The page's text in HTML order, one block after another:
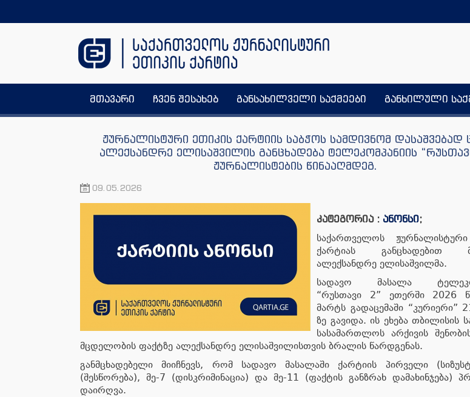
მთავარი ჩვენ შესახებ განსახილველი საქმეები განხილული
ჟურნალისტური ეთიკის ქარტიის საბჭოს სამდივნომ დასაშვებად
ალექსანდრე ელისაშვილის განცხადება ტელეკომპანიის
ჟურნალისტების წინააღმდეგ.
09.05.2026
კატეგორია : ანონსი;
საქართველოს
ქარტიას განცხადებით
ალექსანდრე ელისაშვილმა.
სადავო მასალა
“რუსთავი 2” ეთერში 2026
მარტს გადაცემაში “კურიერი”
ზე გავიდა. ის ეხება თბილისის
სასამართლოს არქივის
მცდელობის ფაქტზე ალექსანდრე ელისაშვილისთვის ბრალის წარდგენას.
განმცხადებელი მიიჩნევს, რომ სადავო მასალაში ქარტიის პირველი
(შესწორება), მე-7 (დისკრიმინაცია) და მე-11 (ფაქტის განზრახ დამახინჯება)
დაირღვა.